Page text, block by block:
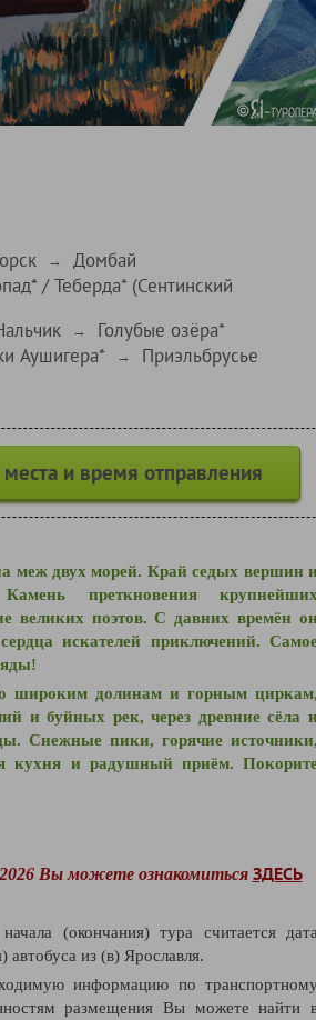
→ Домбай
/ Теберда* (Сентинский
→ Голубые озёра*
Аушигера* → Приэльбрусье
и время отправления
меж двух морей. Край седых вершин
преткновения
великих поэтов. С давних времён
искателей приключений.
широким долинам и горным
и буйных рек, через древние сёла
Снежные пики, горячие
кухня и радушный приём.
Вы можете ознакомиться ЗДЕСЬ
(окончания) тура считается
автобуса из (в) Ярославля.
информацию по
размещения Вы можете найти